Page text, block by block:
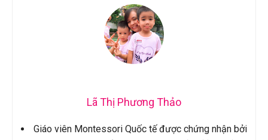
Lã Thị Phương Thảo
Giáo viên Montessori Quốc tế được chứng nhận bởi